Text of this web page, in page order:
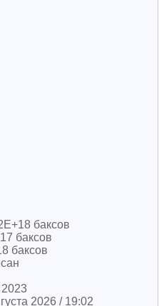
баксов
баксов
баксов
2026 / 19:02